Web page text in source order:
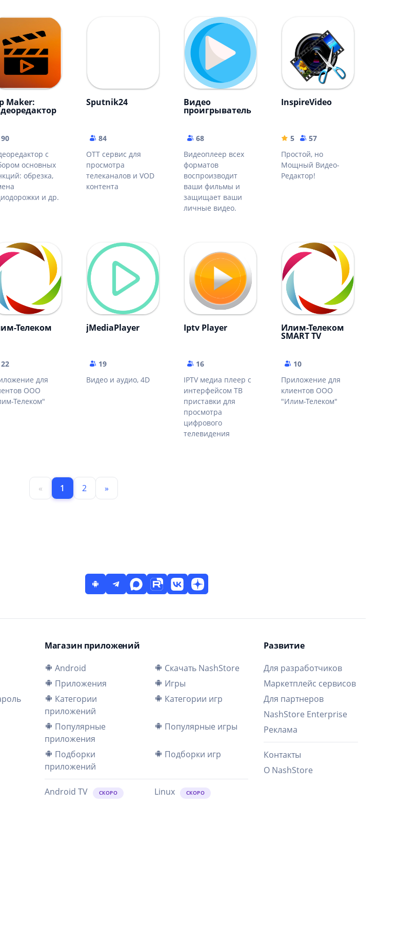
Maker:
90
с
основных
обрезка,
и др.
Sputnik24
84
ОТТ сервис для
просмотра
телеканалов и VOD
контента
Видео
проигрыватель
68
Видеоплеер всех
форматов
воспроизводит
ваши фильмы и
защищает ваши
личные видео.
InspireVideo
5
57
Простой, но
Мощный Видео-
Редактор!
Телеком
22
для
ООО
Телеком"
jMediaPlayer
19
Видео и аудио, 4D
Iptv Player
16
IPTV медиа плеер с
интерфейсом ТВ
приставки для
просмотра
цифрового
телевидения
Илим-Телеком
SMART TV
10
Приложение для
клиентов ООО
"Илим-Телеком"
« 1 2 »
Магазин приложений
Android
Скачать NashStore
Приложения
Игры
Категории
приложений
Категории игр
Популярные
приложения
Популярные игры
Подборки
приложений
Подборки игр
Android TV СКОРО Linux СКОРО
Развитие
Для разработчиков
Маркетплейс сервисов
Для партнеров
NashStore Enterprise
Реклама
Контакты
О NashStore